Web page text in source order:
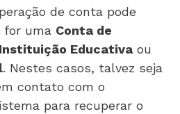
de conta pode
for uma Conta de
Instituição Educativa ou
. Nestes casos, talvez seja
contato com o
para recuperar o